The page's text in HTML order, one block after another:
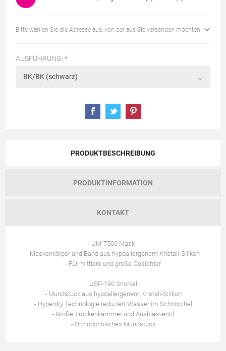
Bitte wählen Sie die Adresse aus, von der aus Sie versenden möchten
AUSFÜHRUNG: *
PRODUKTBESCHREIBUNG
PRODUKTINFORMATION
KONTAKT
UM-7500 Mask
- Maskenkörper und Band aus hypoallergenem Kristall-Silikon
- Für mittlere und große Gesichter
USP-190 Snorkel
- Mundstück aus hypoallergenem Kristall-Silikon
- Hyperdry Technologie reduziert Wasser im Schnorchel
- Große Trockenkammer und Ausblasventil
- Orthodontisches Mundstück